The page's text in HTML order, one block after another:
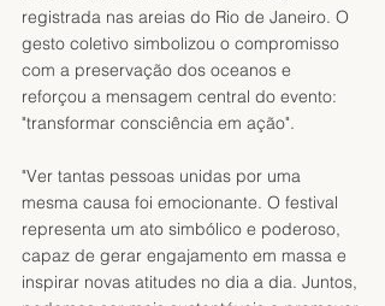
registrada nas areias do Rio de Janeiro. O
gesto coletivo simbolizou o compromisso
com a preservação dos oceanos e
reforçou a mensagem central do evento:
"transformar consciência em ação".
"Ver tantas pessoas unidas por uma
mesma causa foi emocionante. O festival
representa um ato simbólico e poderoso,
capaz de gerar engajamento em massa e
inspirar novas atitudes no dia a dia. Juntos,